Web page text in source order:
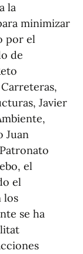
la
minimizar
por el
de
Javier
Juan
el
el
los
se ha